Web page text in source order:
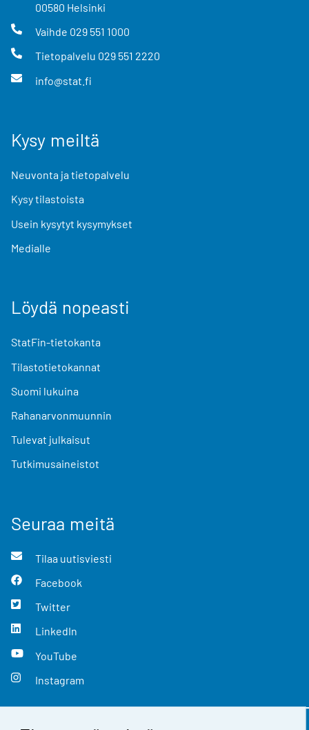
00580 Helsinki
Vaihde 029 551 1000
Tietopalvelu 029 551 2220
info@stat.fi
Kysy meiltä
Neuvonta ja tietopalvelu
Kysy tilastoista
Usein kysytyt kysymykset
Medialle
Löydä nopeasti
StatFin-tietokanta
Tilastotietokannat
Suomi lukuina
Rahanarvonmuunnin
Tulevat julkaisut
Tutkimusaineistot
Seuraa meitä
Tilaa uutisviesti
Facebook
Twitter
LinkedIn
YouTube
Instagram